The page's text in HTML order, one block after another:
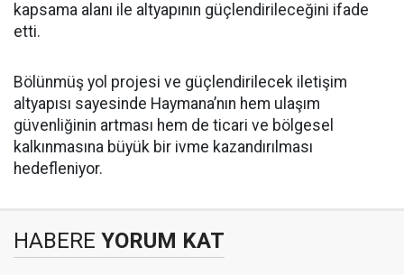
kapsama alanı ile altyapının güçlendirileceğini ifade
etti.
Bölünmüş yol projesi ve güçlendirilecek iletişim
altyapısı sayesinde Haymana’nın hem ulaşım
güvenliğinin artması hem de ticari ve bölgesel
kalkınmasına büyük bir ivme kazandırılması
hedefleniyor.
HABERE YORUM KAT